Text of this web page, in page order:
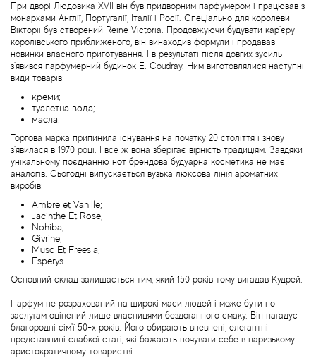
При дворі Людовика XVII він був придворним парфумером і працював з
монархами Англії, Португалії, Італії і Росії. Спеціально для королеви
Вікторії був створений Reine Victoria. Продовжуючи будувати кар'єру
королівського приближеного, він винаходив формули і продавав
новинки власного приготування. І в результаті після довгих зусиль
з'явився парфумерний будинок E. Coudray. Ним виготовлялися наступні
види товарів:
креми;
туалетна вода;
масла.
Торгова марка припинила існування на початку 20 століття і знову
з'явилася в 1970 році. І все ж вона зберігає вірність традиціям. Завдяки
унікальному поєднанню нот брендова будуарна косметика не має
аналогів. Сьогодні випускається вузька люксова лінія ароматних
виробів:
Ambre et Vanille;
Jacinthe Et Rose;
Nohiba;
Givrine;
Musc Et Freesia;
Esperys.
Основний склад залишається тим, який 150 років тому вигадав Кудрей.
Парфум не розрахований на широкі маси людей і може бути по
заслугам оцінений лише власницями бездоганного смаку. Він нагадує
благородні сім'ї 50-х років. Його обирають впевнені, елегантні
представниці слабкої статі, які бажають почувати себе в паризькому
аристократичному товаристві.
Brioni
Britney Spears
Brooks Brothers
Bruno Banani
Brut
Burberry
Bvlgari
Byblos
Byredo
Cacharel